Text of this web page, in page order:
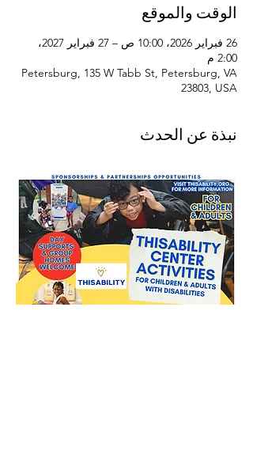
الوقت والموقع
26 فبراير 2026، 10:00 ص – 27 فبراير 2027،
2:00 م
Petersburg, 135 W Tabb St, Petersburg, VA
23803, USA
نبذة عن الحدث